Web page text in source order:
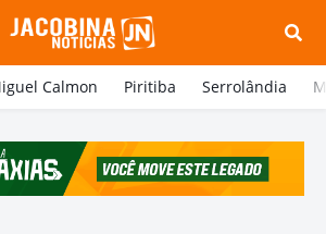
Calmon Piritiba Serrolândia